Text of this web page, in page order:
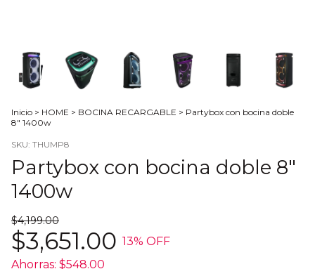
Inicio > HOME > BOCINA RECARGABLE > Partybox con bocina doble
8" 1400w
SKU: THUMP8
Partybox con bocina doble 8"
1400w
$4,199.00
$3,651.00 13% OFF
Ahorras: $548.00